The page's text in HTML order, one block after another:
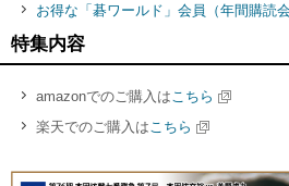
お得な「碁ワールド」会員（年間購読
特集内容
amazonでのご購入は こちら
楽天でのご購入は こちら